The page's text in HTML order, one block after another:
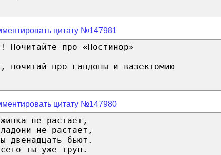
цитату №147981
Почитайте про «Постинор»
почитай про гандоны и вазектомию
цитату №147980
не растает,
не растает,
двенадцать бьют.
ты уже труп.